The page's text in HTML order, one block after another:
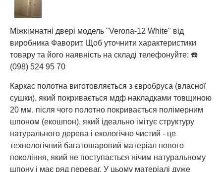
Міжкімнатні двері модель "Verona-12 White" від
виробника Фаворит. Щоб уточнити характеристики
товару та його наявність на складі телефонуйте: ☎️
(098) 524 95 70
Каркас полотна виготовляється з євробруса (власної
сушки), який покривається мдф накладками товщиною
20 мм, після чого полотно покривається полімерним
шпоном (екошпон), який ідеально імітує структуру
натурального дерева і екологічно чистий - це
технологічний багатошаровий матеріал нового
покоління, який не поступається нічим натуральному
шпону і має ряд переваг. У цьому матеріалі дуже